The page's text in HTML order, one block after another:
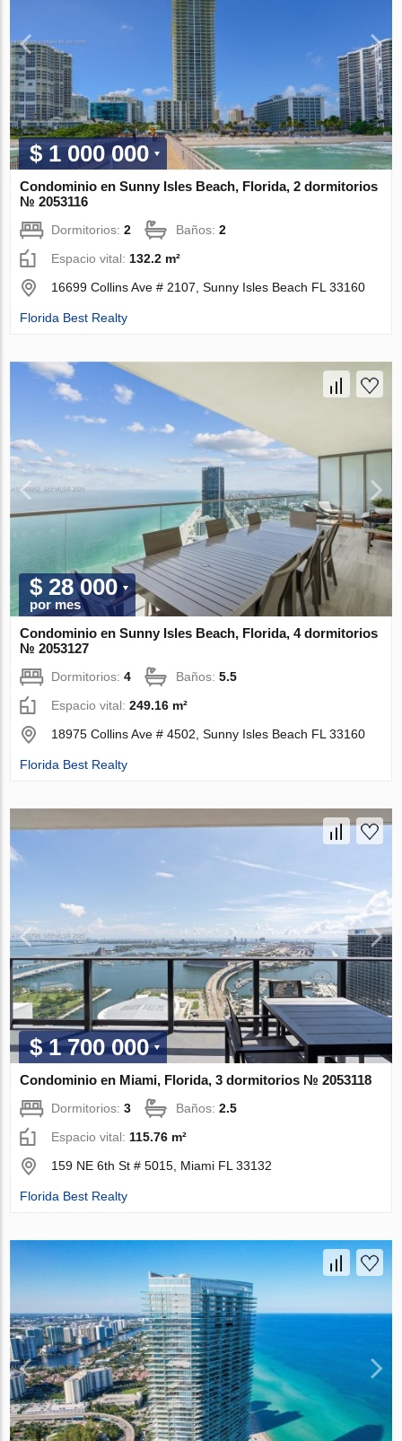
$ 1 000 000
Condominio en Sunny Isles Beach, Florida, 2 dormitorios
№ 2053116
Dormitorios:2 Baños:2
Espacio vital:132.2 m²
16699 Collins Ave # 2107, Sunny Isles Beach FL 33160
Florida Best Realty
$ 28 000
por mes
Condominio en Sunny Isles Beach, Florida, 4 dormitorios
№ 2053127
Dormitorios:4 Baños:5.5
Espacio vital:249.16 m²
18975 Collins Ave # 4502, Sunny Isles Beach FL 33160
Florida Best Realty
$ 1 700 000
Condominio en Miami, Florida, 3 dormitorios № 2053118
Dormitorios:3 Baños:2.5
Espacio vital: 115.76 m²
159 NE 6th St # 5015, Miami FL 33132
Florida Best Realty